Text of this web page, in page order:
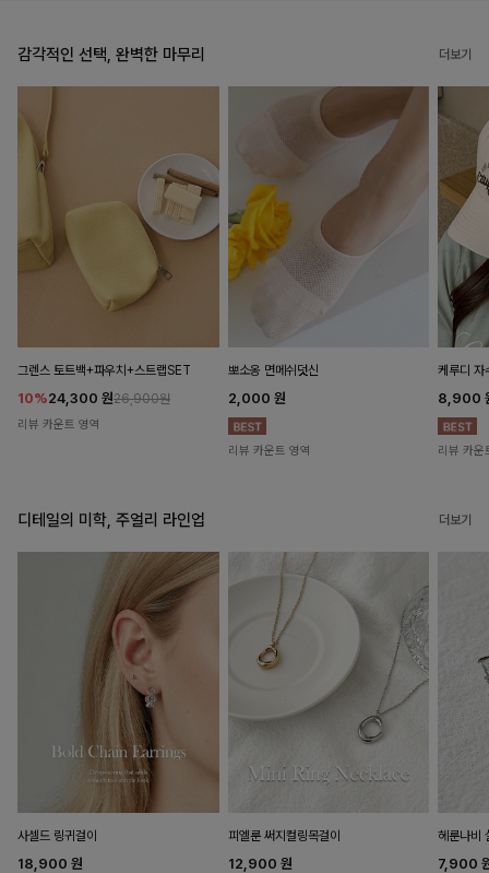
감각적인 선택, 완벽한 마무리 더보기
그렌스 토트백+파우치+스트랩SET
10%24,300 원26,900원
리뷰 카운트 영역
뽀소옹 면메쉬덧신
2,000 원
리뷰 카운트 영역
케루디 자
8,900
리뷰 카운
디테일의 미학, 주얼리 라인업 더보기
사셀드 링귀걸이
18,900 원
피엘룬 써지컬링목걸이
12,900 원
헤룬나비
7,900